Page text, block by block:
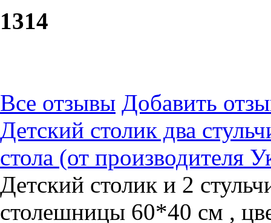
1314
Все отзывы Добавить
Детский столик два
стола (от производителя
Детский столик и 2
cтолешницы 60*40 см ,